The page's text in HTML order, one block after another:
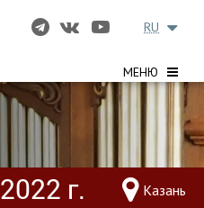
МЕНЮ
RU
2022 г. Казань